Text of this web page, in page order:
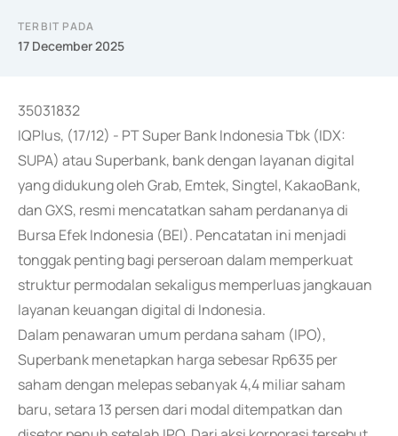
TERBIT PADA
17 December 2025
35031832
IQPlus, (17/12) - PT Super Bank Indonesia Tbk (IDX:
SUPA) atau Superbank, bank dengan layanan digital
yang didukung oleh Grab, Emtek, Singtel, KakaoBank,
dan GXS, resmi mencatatkan saham perdananya di
Bursa Efek Indonesia (BEI). Pencatatan ini menjadi
tonggak penting bagi perseroan dalam memperkuat
struktur permodalan sekaligus memperluas jangkauan
layanan keuangan digital di Indonesia.
Dalam penawaran umum perdana saham (IPO),
Superbank menetapkan harga sebesar Rp635 per
saham dengan melepas sebanyak 4,4 miliar saham
baru, setara 13 persen dari modal ditempatkan dan